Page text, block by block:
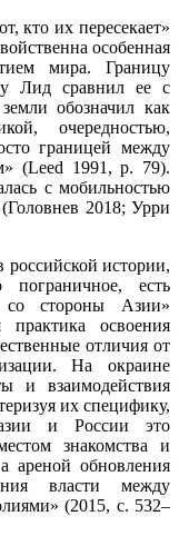
кто их пересекает»
особенная
мира. Границу
Лид сравнил ее с
обозначил как
очередностью,
границей между
(Leed 1991, p. 79).
с мобильностью
2018; Урри
российской истории,
пограничное, есть
со стороны Азии»
освоения
отличия от
На окраине
и взаимодействия
их специфику,
и России это
знакомства и
ареной обновления
власти между
(2015, с. 532–